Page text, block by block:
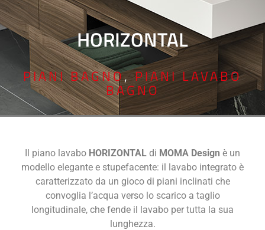
HORIZONTAL
PIANI BAGNO,PIANI LAVABO
BAGNO
Il piano lavabo HORIZONTAL di MOMA Design è un
modello elegante e stupefacente: il lavabo integrato è
caratterizzato da un gioco di piani inclinati che
convoglia l’acqua verso lo scarico a taglio
longitudinale, che fende il lavabo per tutta la sua
lunghezza.